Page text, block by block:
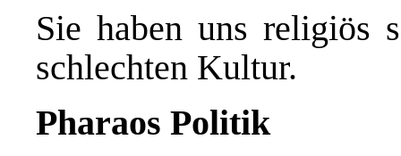
Sie haben uns religiös
schlechten Kultur.
Pharaos Politik